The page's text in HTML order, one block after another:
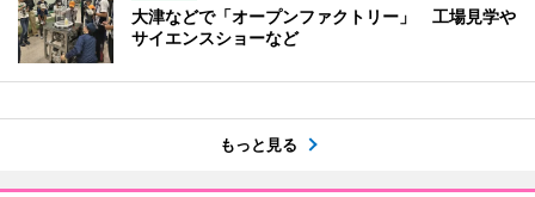
大津などで「オープンファクトリー」 工場見学や
サイエンスショーなど
もっと見る